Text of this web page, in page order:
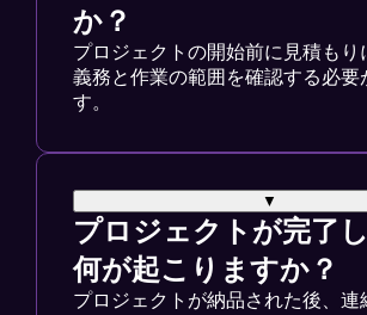
か？
プロジェクトの開始前に見積もり
義務と作業の範囲を確認する必要
す。
▼
プロジェクトが完了し
何が起こりますか？
プロジェクトが納品された後、連